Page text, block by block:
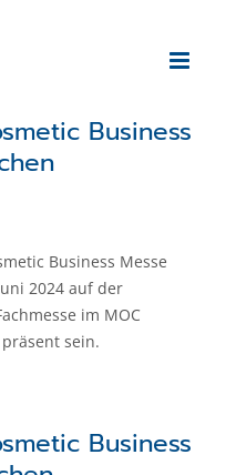
Business
Business Messe
2024 auf der
im MOC
sein.
Business